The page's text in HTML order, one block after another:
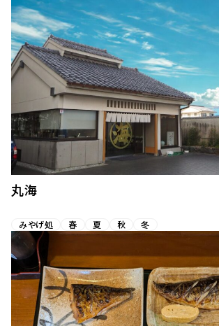
丸海
みやげ処 春 夏 秋 冬